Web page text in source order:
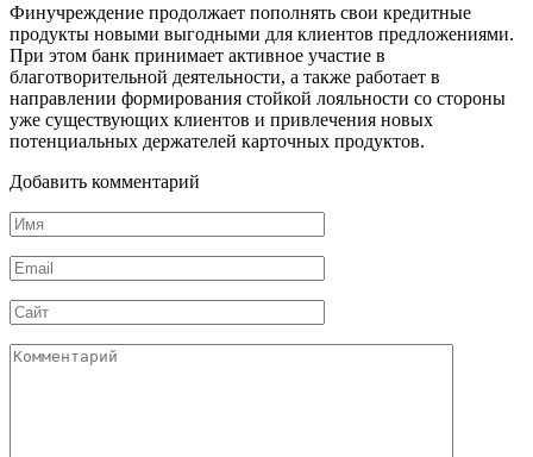
Финучреждение продолжает пополнять свои кредитные
продукты новыми выгодными для клиентов предложениями.
При этом банк принимает активное участие в
благотворительной деятельности, а также работает в
направлении формирования стойкой лояльности со стороны
уже существующих клиентов и привлечения новых
потенциальных держателей карточных продуктов.
Добавить комментарий
Имя
*
Email
*
Сайт
Комментарий